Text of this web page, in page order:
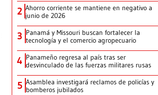
2 Ahorro corriente se mantiene en negativo a
junio de 2026
3 Panamá y Missouri buscan fortalecer la
tecnología y el comercio agropecuario
4 Panameño regresa al país tras ser
desvinculado de las fuerzas militares rusas
5 Asamblea investigará reclamos de policías y
bomberos jubilados